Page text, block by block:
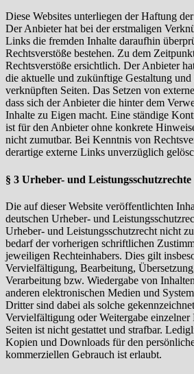
Diese Websites unterliegen der Haftung
Der Anbieter hat bei der erstmaligen
Links die fremden Inhalte daraufhin
Rechtsverstöße bestehen. Zu dem
Rechtsverstöße ersichtlich. Der Anbieter
die aktuelle und zukünftige Gestaltung
verknüpften Seiten. Das Setzen von
dass sich der Anbieter die hinter dem
Inhalte zu Eigen macht. Eine ständige
ist für den Anbieter ohne konkrete
nicht zumutbar. Bei Kenntnis von
derartige externe Links unverzüglich
§ 3 Urheber- und Leistungsschutzrechte
Die auf dieser Website veröffentlichten
deutschen Urheber- und
Urheber- und Leistungsschutzrecht nicht
bedarf der vorherigen schriftlichen
jeweiligen Rechteinhabers. Dies gilt
Vervielfältigung, Bearbeitung,
Verarbeitung bzw. Wiedergabe von
anderen elektronischen Medien und
Dritter sind dabei als solche
Vervielfältigung oder Weitergabe
Seiten ist nicht gestattet und strafbar.
Kopien und Downloads für den
kommerziellen Gebrauch ist erlaubt.